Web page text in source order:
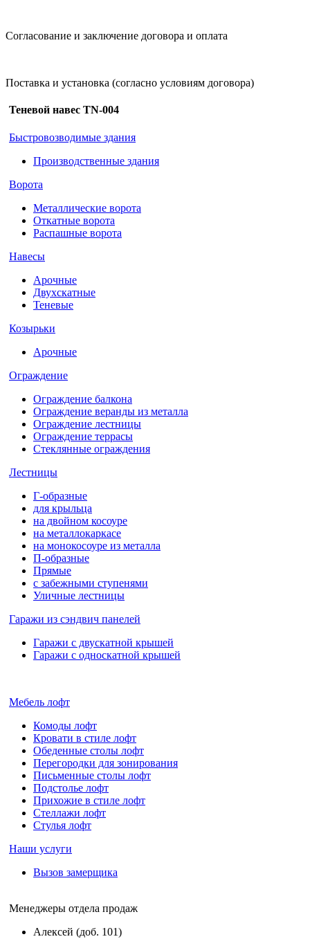
Согласование и заключение договора и оплата
Поставка и установка (согласно условиям договора)
Теневой навес TN-004
Быстровозводимые здания
Производственные здания
Ворота
Металлические ворота
Откатные ворота
Распашные ворота
Навесы
Арочные
Двухскатные
Теневые
Козырьки
Арочные
Ограждение
Ограждение балкона
Ограждение веранды из металла
Ограждение лестницы
Ограждение террасы
Стеклянные ограждения
Лестницы
Г-образные
для крыльца
на двойном косоуре
на металлокаркасе
на монокосоуре из металла
П-образные
Прямые
с забежными ступенями
Уличные лестницы
Гаражи из сэндвич панелей
Гаражи с двускатной крышей
Гаражи с односкатной крышей
Мебель лофт
Комоды лофт
Кровати в стиле лофт
Обеденные столы лофт
Перегородки для зонирования
Письменные столы лофт
Подстолье лофт
Прихожие в стиле лофт
Стеллажи лофт
Стулья лофт
Наши услуги
Вызов замерщика
Менеджеры отдела продаж
Алексей (доб. 101)